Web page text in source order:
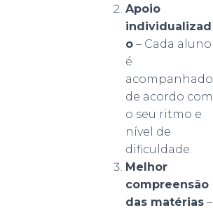
Apoio
individualizad
o – Cada aluno
é
acompanhado
de acordo com
o seu ritmo e
nível de
dificuldade.
Melhor
compreensão
das matérias –